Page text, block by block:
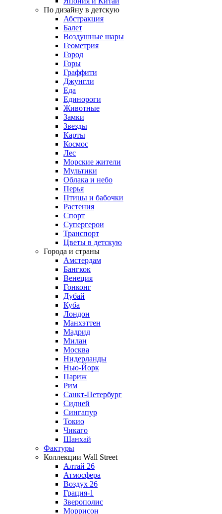
По дизайну в детскую
Абстракция
Балет
Воздушные шары
Геометрия
Город
Горы
Граффити
Джунгли
Еда
Единороги
Животные
Замки
Звезды
Карты
Космос
Лес
Морские жители
Мультики
Облака и небо
Перья
Птицы и бабочки
Растения
Спорт
Супергерои
Транспорт
Цветы в детскую
Города и страны
Амстердам
Бангкок
Венеция
Гонконг
Дубай
Куба
Лондон
Манхэттен
Мадрид
Милан
Москва
Нидерланды
Нью-Йорк
Париж
Рим
Санкт-Петербург
Сидней
Сингапур
Токио
Чикаго
Шанхай
Фактуры
Коллекции Wall Street
Алтай 26
Атмосфера
Воздух 26
Грация-1
Зверополис
Моррисон